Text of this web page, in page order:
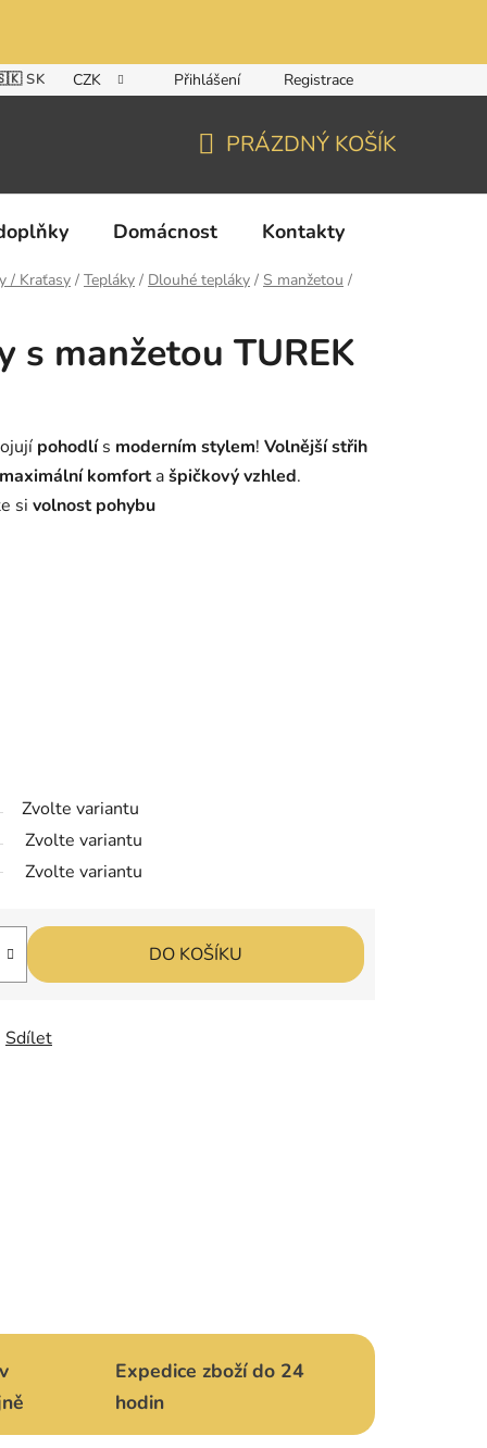
SK CZK Přihlášení Registrace
KOŠÍK
PRÁZDNÝ KOŠÍK
Domácnost Kontakty
/ Kraťasy / Tepláky / Dlouhé tepláky / S manžetou /
s manžetou TUREK
pohodlís moderním stylem! Volnější střih
maximální komfortašpičkový vzhled.
si volnost pohybu
Zvolte variantu
Zvolte variantu
Zvolte variantu
DO KOŠÍKU
Sdílet
Expedice zboží do 24
hodin